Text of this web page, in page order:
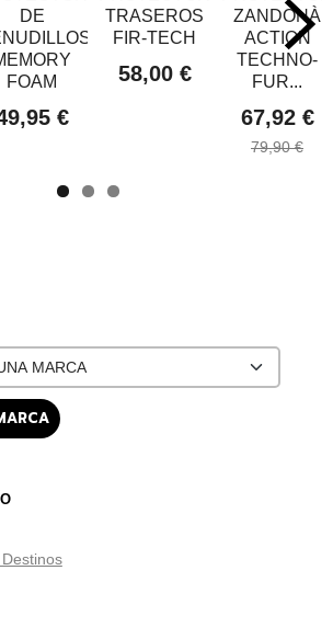
DE
FOAM
€
TRASEROS
FIR-TECH
58,00 €
ZANDONÀ
ACTION
TECHNO-
FUR...
67,92 €
79,90 €